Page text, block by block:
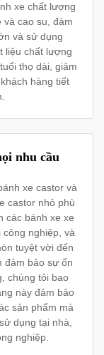
xe chất lượng
và cao su, đảm
và sử dụng
liệu chất lượng
thọ dài, giảm
hàng tiết
nhu cầu
xe castor và
castor nhỏ phù
các bánh xe xe
nghiệp, và
tuyệt vời đến
đảm bảo sự ổn
chúng tôi bao
này đảm bảo
sản phẩm mà
dụng tại nhà,
nghiệp.